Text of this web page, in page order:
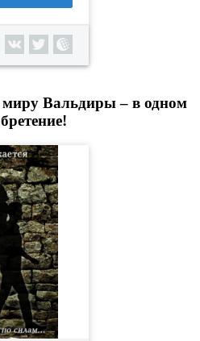
миру Вальдиры – в одном